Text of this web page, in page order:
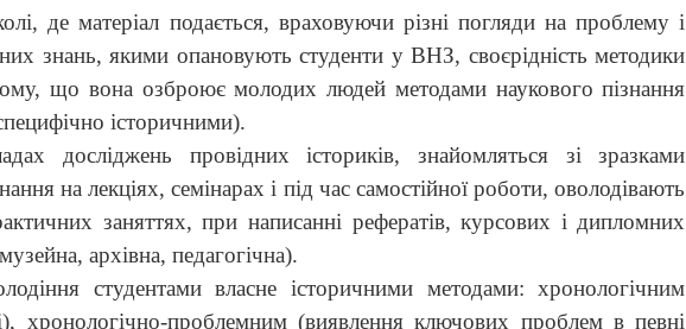
де матеріал подається, враховуючи різні погляди на проблему і
знань, якими опановують студенти у ВНЗ, своєрідність методики
що вона озброює молодих людей методами наукового пізнання
історичними).
досліджень провідних істориків, знайомляться зі зразками
на лекціях, семінарах і під час самостійної роботи, оволодівають
заняттях, при написанні рефератів, курсових і дипломних
архівна, педагогічна).
студентами власне історичними методами: хронологічним
хронологічно-проблемним (виявлення ключових проблем в певні